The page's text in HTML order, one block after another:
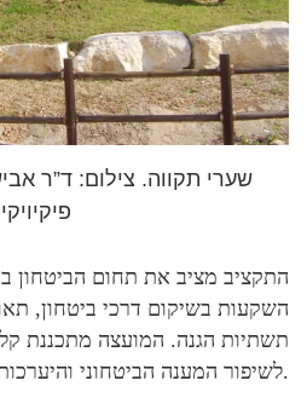
שערי תקווה. צילום: ד”ר
פיקיויקי
התקציב מציב את תחום הביטחון
השקעות בשיקום דרכי ביטחון,
תשתיות הגנה. המועצה מתכננת
לשיפור המענה הביטחוני והיערכות למצבי חירום.